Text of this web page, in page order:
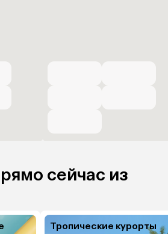
сейчас из
Тропические курорты